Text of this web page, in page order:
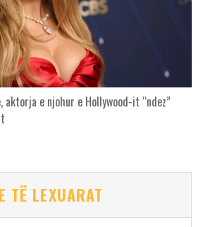
e njohur e Hollywood-it “ndez”
TË LEXUARAT